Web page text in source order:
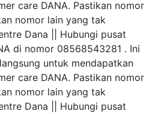
care DANA. Pastikan nomor
nomor lain yang tak
Dana || Hubungi pusat
di nomor 08568543281 . Ini
untuk mendapatkan
care DANA. Pastikan nomor
nomor lain yang tak
Dana || Hubungi pusat